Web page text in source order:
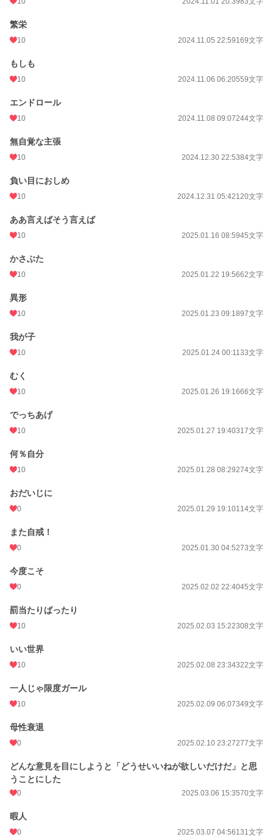
繁栄
10 2024.11.05 22:59169文字
もしも
10 2024.11.06 06:20559文字
エンドロール
10 2024.11.08 09:07244文字
無自覚な主張
10 2024.12.30 22:5384文字
負い目におしめ
10 2024.12.31 05:42120文字
ああ言えばそう言えば
10 2025.01.16 08:5945文字
かさぶた
10 2025.01.22 19:5662文字
異形
10 2025.01.23 09:1897文字
我が子
10 2025.01.24 00:1133文字
むく
10 2025.01.26 19:1666文字
でっちあげ
10 2025.01.27 19:40317文字
何％自分
10 2025.01.28 08:29274文字
おだいじに
0 2025.01.29 19:10114文字
また自戒！
0 2025.01.30 04:5273文字
今度こそ
0 2025.02.02 22:4045文字
罰当たりばったり
10 2025.02.03 15:22308文字
いい世界
10 2025.02.08 23:34322文字
一人じゃ限度ガール
10 2025.02.09 06:07349文字
母性衰退
0 2025.02.10 23:27277文字
どんな意見を目にしようと「どうせいいねが欲しいだけだ」と思
うことにした
0 2025.03.06 15:3570文字
暇人
0 2025.03.07 04:56131文字